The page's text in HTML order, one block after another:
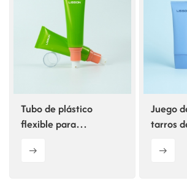
Tubo de plástico
flexible para
personalizado con
Juego
tarros